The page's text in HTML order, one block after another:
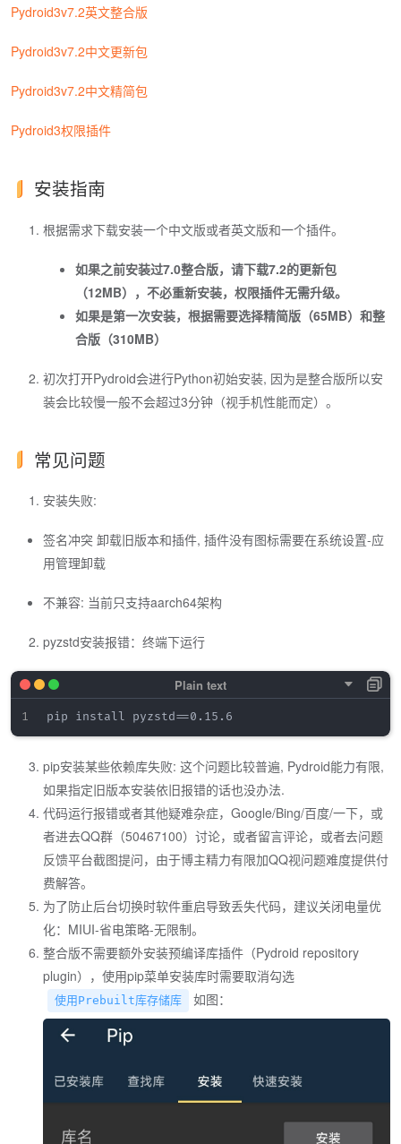
Pydroid3v7.2英文整合版
Pydroid3v7.2中文更新包
Pydroid3v7.2中文精简包
Pydroid3权限插件
安装指南
根据需求下载安装一个中文版或者英文版和一个插件。
如果之前安装过7.0整合版，请下载7.2的更新包
（12MB），不必重新安装，权限插件无需升级。
如果是第一次安装，根据需要选择精简版（65MB）和整
合版（310MB）
初次打开Pydroid会进行Python初始安装, 因为是整合版所以安
装会比较慢一般不会超过3分钟（视手机性能而定）。
常见问题
安装失败:
签名冲突 卸载旧版本和插件, 插件没有图标需要在系统设置-应
用管理卸载
不兼容: 当前只支持aarch64架构
pyzstd安装报错：终端下运行
pip安装某些依赖库失败: 这个问题比较普遍, Pydroid能力有限,
如果指定旧版本安装依旧报错的话也没办法.
代码运行报错或者其他疑难杂症，Google/Bing/百度/一下，或
者进去QQ群（50467100）讨论，或者留言评论，或者去问题
反馈平台截图提问，由于博主精力有限加QQ视问题难度提供付
费解答。
为了防止后台切换时软件重启导致丢失代码，建议关闭电量优
化：MIUI-省电策略-无限制。
整合版不需要额外安装预编译库插件（Pydroid repository
plugin），使用pip菜单安装库时需要取消勾选
使用Prebuilt库存储库 如图：